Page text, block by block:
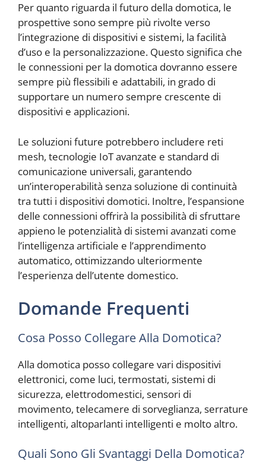
Per quanto riguarda il futuro della domotica, le
prospettive sono sempre più rivolte verso
l’integrazione di dispositivi e sistemi, la facilità
d’uso e la personalizzazione. Questo significa che
le connessioni per la domotica dovranno essere
sempre più flessibili e adattabili, in grado di
supportare un numero sempre crescente di
dispositivi e applicazioni.
Le soluzioni future potrebbero includere reti
mesh, tecnologie IoT avanzate e standard di
comunicazione universali, garantendo
un’interoperabilità senza soluzione di continuità
tra tutti i dispositivi domotici. Inoltre, l’espansione
delle connessioni offrirà la possibilità di sfruttare
appieno le potenzialità di sistemi avanzati come
l’intelligenza artificiale e l’apprendimento
automatico, ottimizzando ulteriormente
l’esperienza dell’utente domestico.
Domande Frequenti
Cosa Posso Collegare Alla Domotica?
Alla domotica posso collegare vari dispositivi
elettronici, come luci, termostati, sistemi di
sicurezza, elettrodomestici, sensori di
movimento, telecamere di sorveglianza, serrature
intelligenti, altoparlanti intelligenti e molto altro.
Quali Sono Gli Svantaggi Della Domotica?